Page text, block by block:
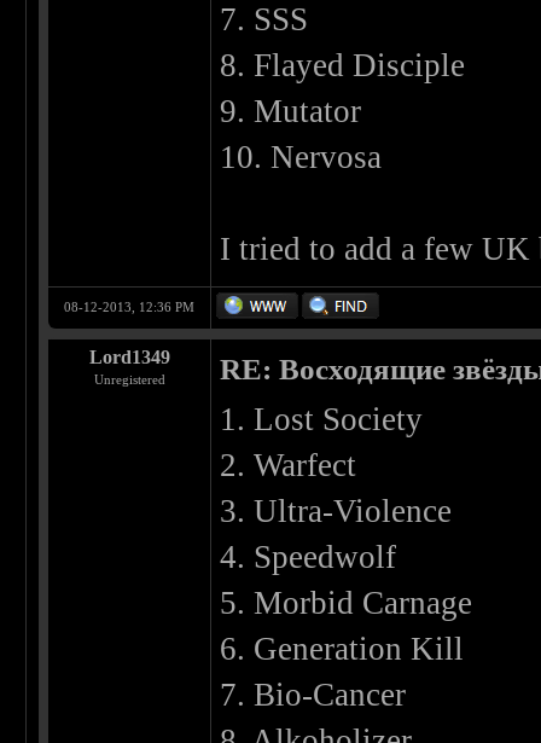
7. SSS
8. Flayed Disciple
9. Mutator
10. Nervosa
I tried to add a few
08-12-2013, 12:36 PM
Lord1349
Unregistered RE: Восходящие
1. Lost Society
2. Warfect
3. Ultra-Violence
4. Speedwolf
5. Morbid Carnage
6. Generation Kill
7. Bio-Cancer